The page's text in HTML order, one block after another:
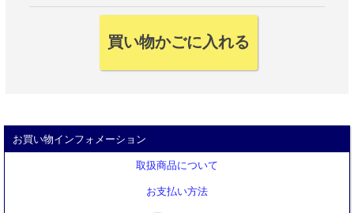
お買い物インフォメーション
取扱商品について
お支払い方法